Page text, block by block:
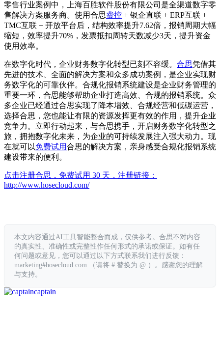
零售行业案例中，上海百胜软件股份有限公司是全渠道数字零
售解决方案服务商。使用合思费控 + 银企直联 + ERP互联 +
TMC互联 + 开放平台后，结构效率提升7.62倍，报销周期大幅
缩短，效率提升70%，发票抵扣周转天数减少3天，提升资金
使用效率。
在数字化时代，企业财务数字化转型已刻不容缓。 合思凭借其
先进的技术、全面的解决方案和众多成功案例，是企业实现财
务数字化的可靠伙伴。合规化报销系统建设是企业财务管理的
重要一环，合思能够帮助企业打造高效、合规的报销系统。众
多企业已经通过合思实现了降本增效、合规经营和低碳运营，
选择合思，您也能让有限的资源发挥更有效的作用，提升企业
竞争力。立即行动起来，与合思携手，开启财务数字化转型之
旅，拥抱数字化未来，为企业的可持续发展注入强大动力。现
在就可以免费试用合思的解决方案，亲身感受合规化报销系统
建设带来的便利。
点击注册合思，免费试用 30 天，注册链接：
http://www.hosecloud.com/
本文内容通过AI工具智能整合而成，仅供参考。合思不对内容
的真实性、准确性或完整性作任何形式的承诺或保证。如有任
何问题或意见，您可以通过以下方式联系我们进行反馈：
marketing#hosecloud.com （请将 # 替换为 @ ）。感谢您的理解
与支持。
captain